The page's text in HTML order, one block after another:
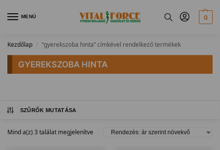
MENÜ 0
Kezdőlap / “gyerekszoba hinta” címkével rendelkező termékek
GYEREKSZOBA HINTA
SZŰRŐK MUTATÁSA
Mind a(z) 3 találat megjelenítve